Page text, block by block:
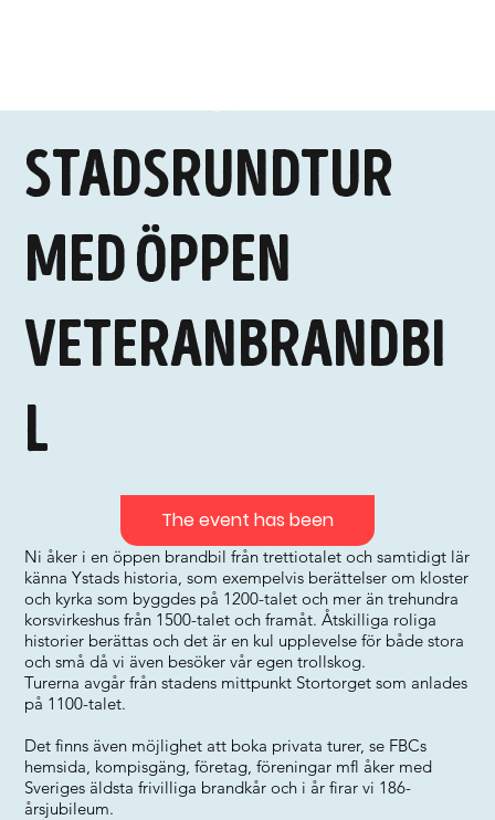
Stadsrundtur
med öppen
veteranbrandbi
l
Ni åker i en öppen brandbil från trettiotalet och samtidigt lär
känna Ystads historia, som exempelvis berättelser om kloster
och kyrka som byggdes på 1200-talet och mer än trehundra
korsvirkeshus från 1500-talet och framåt. Åtskilliga roliga
historier berättas och det är en kul upplevelse för både stora
och små då vi även besöker vår egen trollskog.
Turerna avgår från stadens mittpunkt Stortorget som anlades
på 1100-talet.
Det finns även möjlighet att boka privata turer, se FBCs
hemsida, kompisgäng, företag, föreningar mfl åker med
Sveriges äldsta frivilliga brandkår och i år firar vi 186-
årsjubileum.
The event has been